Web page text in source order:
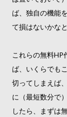
ば、独自の機能
て損はないかな
これらの無料HP
ば、いくらでも
切ってしまえば
に（最短数分で
したら、まずは